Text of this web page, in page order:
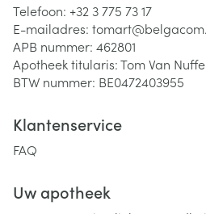
Telefoon: +32 3 775 73 17
E-mailadres: tomart@
APB nummer: 462801
Apotheek titularis:Tom Van
BTW nummer: BE0472403955
Klantenservice
FAQ
Uw apotheek